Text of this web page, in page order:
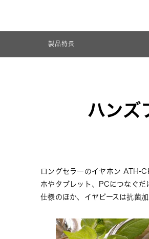
製品特長
ハンズ
ロングセラーのイヤホン ATH-
ホやタブレット、PCにつなぐ
仕様のほか、イヤピースは抗菌